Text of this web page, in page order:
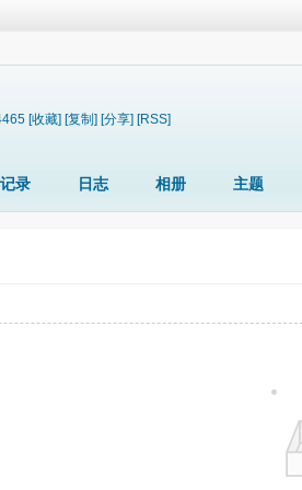
[收藏] [复制] [分享] [RSS]
记录 日志 相册 主题